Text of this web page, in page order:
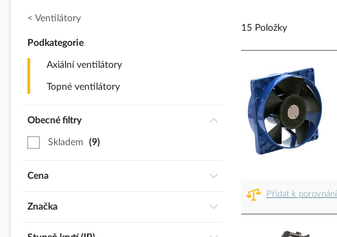
15 Položky
Přidat k porovnání
Ventilátory
Podkategorie
Axiální ventilátory
Topné ventilátory
Obecné filtry
Skladem 9
Cena
Značka